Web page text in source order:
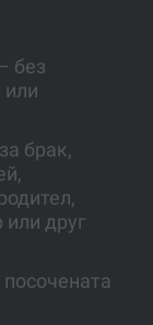
без
или
брак,
или друг